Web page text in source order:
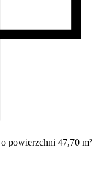
powierzchni 47,70 m²